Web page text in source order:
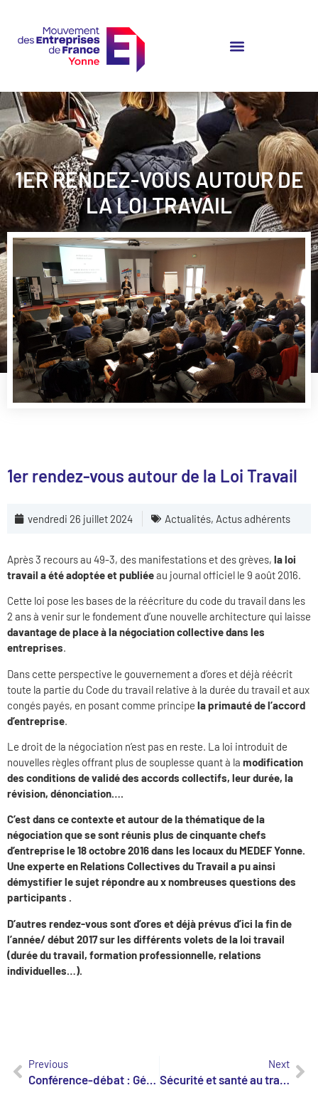
1ER RENDEZ-VOUS AUTOUR DE
LA LOI TRAVAIL
1er rendez-vous autour de la Loi Travail
vendredi 26 juillet 2024 Actualités, Actus adhérents
Après 3 recours au 49-3, des manifestations et des grèves, la loi
travail a été adoptée et publiéeau journal officiel le 9 août 2016.
Cette loi pose les bases de la réécriture du code du travail dans les
2 ans à venir sur le fondement d’une nouvelle architecture qui laisse
davantage de place à la négociation collective dans les
entreprises.
Dans cette perspective le gouvernement a d’ores et déjà réécrit
toute la partie du Code du travail relative à la durée du travail et aux
congés payés, en posant comme principe la primauté de l’accord
d’entreprise
Le droit de la négociation n’est pas en reste. La loi introduit de
nouvelles règles offrant plus de souplesse quant à la modification
des conditions de validé des accords collectifs, leur durée, la
révision, dénonciation….
C’est dans ce contexte et autour de la thématique de la
négociation que se sont réunis plus de cinquante chefs
d’entreprise le 18 octobre 2016 dans les locaux du MEDEF Yonne.
Une experte en Relations Collectives du Travail a pu ainsi
démystifier le sujet répondre au x nombreuses questions des
participants .
D’autres rendez-vous sont d’ores et déjà prévus d’ici la fin de
l’année/ début 2017 sur les différents volets de la loi travail
(durée du travail, formation professionnelle, relations
individuelles…).
Previous
Conférence-débat : Générations Y et Z – Nouveau regard sur le management intergénérationnel
Next
Sécurité et santé au travail